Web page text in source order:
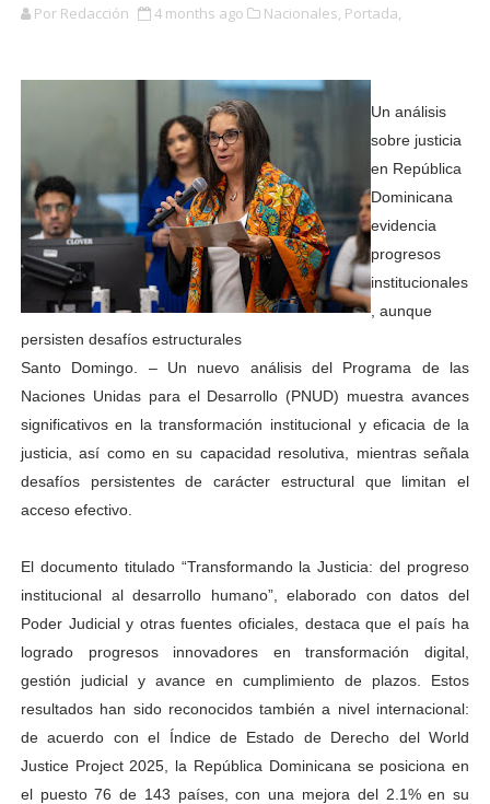
Por Redacción 4 months ago Nacionales, Portada,
Un análisis
sobre justicia
en República
Dominicana
evidencia
progresos
institucionales
, aunque
persisten desafíos estructurales
Santo Domingo. – Un nuevo análisis del Programa de las
Naciones Unidas para el Desarrollo (PNUD) muestra avances
significativos en la transformación institucional y eficacia de la
justicia, así como en su capacidad resolutiva, mientras señala
desafíos persistentes de carácter estructural que limitan el
acceso efectivo.
El documento titulado “Transformando la Justicia: del progreso
institucional al desarrollo humano”, elaborado con datos del
Poder Judicial y otras fuentes oficiales, destaca que el país ha
logrado progresos innovadores en transformación digital,
gestión judicial y avance en cumplimiento de plazos. Estos
resultados han sido reconocidos también a nivel internacional:
de acuerdo con el Índice de Estado de Derecho del World
Justice Project 2025, la República Dominicana se posiciona en
el puesto 76 de 143 países, con una mejora del 2.1% en su